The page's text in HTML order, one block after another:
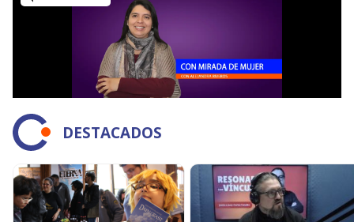
DESTACADOS